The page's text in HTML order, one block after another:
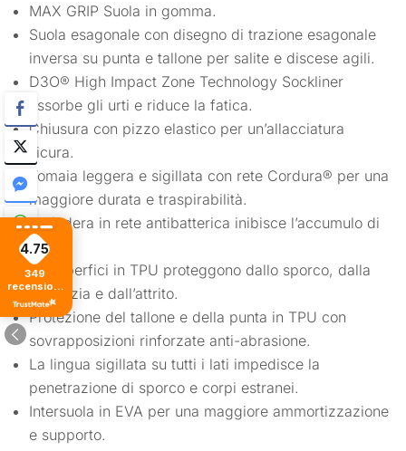
MAX GRIP Suola in gomma.
Suola esagonale con disegno di trazione esagonale
inversa su punta e tallone per salite e discese agili.
D3O® High Impact Zone Technology Sockliner
assorbe gli urti e riduce la fatica.
Chiusura con pizzo elastico per un’allacciatura
sicura.
Tomaia leggera e sigillata con rete Cordura® per una
maggiore durata e traspirabilità.
La fodera in rete antibatterica inibisce l’accumulo di
odori.
Le superfici in TPU proteggono dallo sporco, dalla
sporcizia e dall’attrito.
Protezione del tallone e della punta in TPU con
sovrapposizioni rinforzate anti-abrasione.
La lingua sigillata su tutti i lati impedisce la
penetrazione di sporco e corpi estranei.
Intersuola in EVA per una maggiore ammortizzazione
e supporto.
4.75
349
recensioni
di tutti i